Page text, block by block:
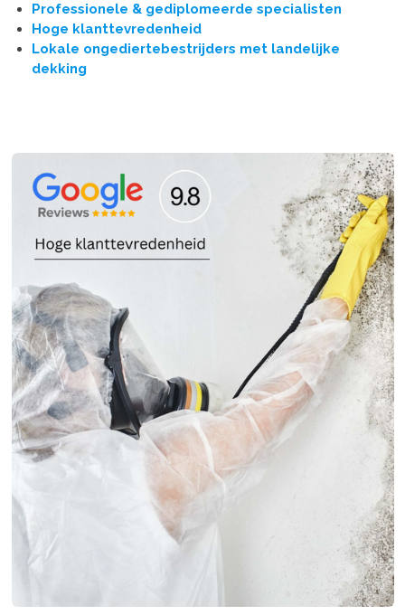
Professionele & gediplomeerde specialisten
Hoge klanttevredenheid
Lokale ongediertebestrijders met landelijke
dekking